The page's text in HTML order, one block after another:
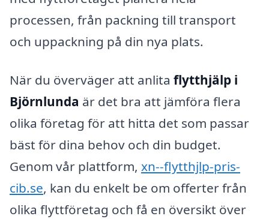
processen, från packning till transport
och uppackning på din nya plats.
När du överväger att anlita flytthjälp i
Björnlunda är det bra att jämföra flera
olika företag för att hitta det som passar
bäst för dina behov och din budget.
Genom vår plattform, xn--flytthjlp-pris-
cib.se, kan du enkelt be om offerter från
olika flyttföretag och få en översikt över